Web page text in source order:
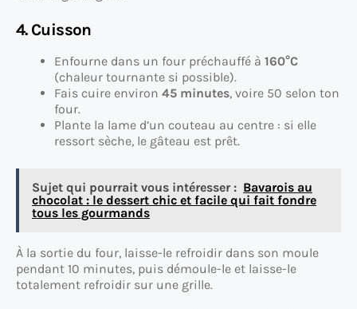
4. Cuisson
Enfourne dans un four préchauffé à 160°C
(chaleur tournante si possible).
Fais cuire environ 45 minutes, voire 50 selon ton
four.
Plante la lame d’un couteau au centre : si elle
ressort sèche, le gâteau est prêt.
Sujet qui pourrait vous intéresser : Bavarois au
chocolat : le dessert chic et facile qui fait fondre
tous les gourmands
À la sortie du four, laisse-le refroidir dans son moule
pendant 10 minutes, puis démoule-le et laisse-le
totalement refroidir sur une grille.